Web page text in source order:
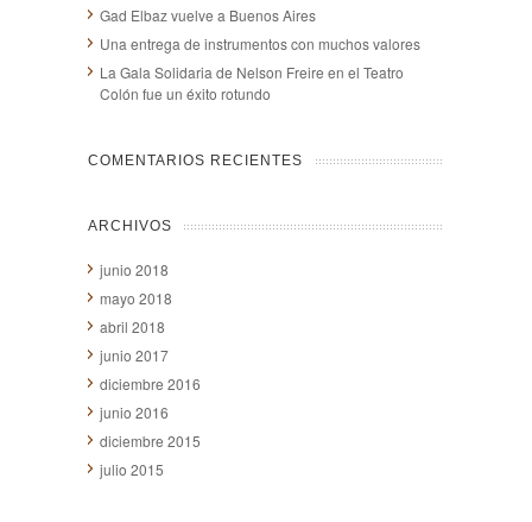
Gad Elbaz vuelve a Buenos Aires
Una entrega de instrumentos con muchos valores
La Gala Solidaria de Nelson Freire en el Teatro
Colón fue un éxito rotundo
COMENTARIOS RECIENTES
ARCHIVOS
junio 2018
mayo 2018
abril 2018
junio 2017
diciembre 2016
junio 2016
diciembre 2015
julio 2015